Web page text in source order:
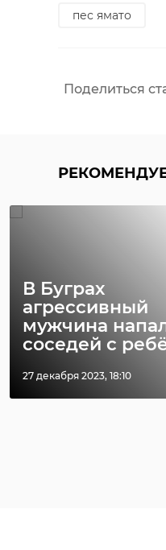
пес ямато
Поделиться
В Буграх
агрессивный
мужчина
соседей с
27 декабря 2023, 18:10